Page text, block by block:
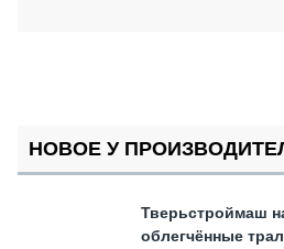
НОВОЕ У
Тверьстроймаш
облегчённые